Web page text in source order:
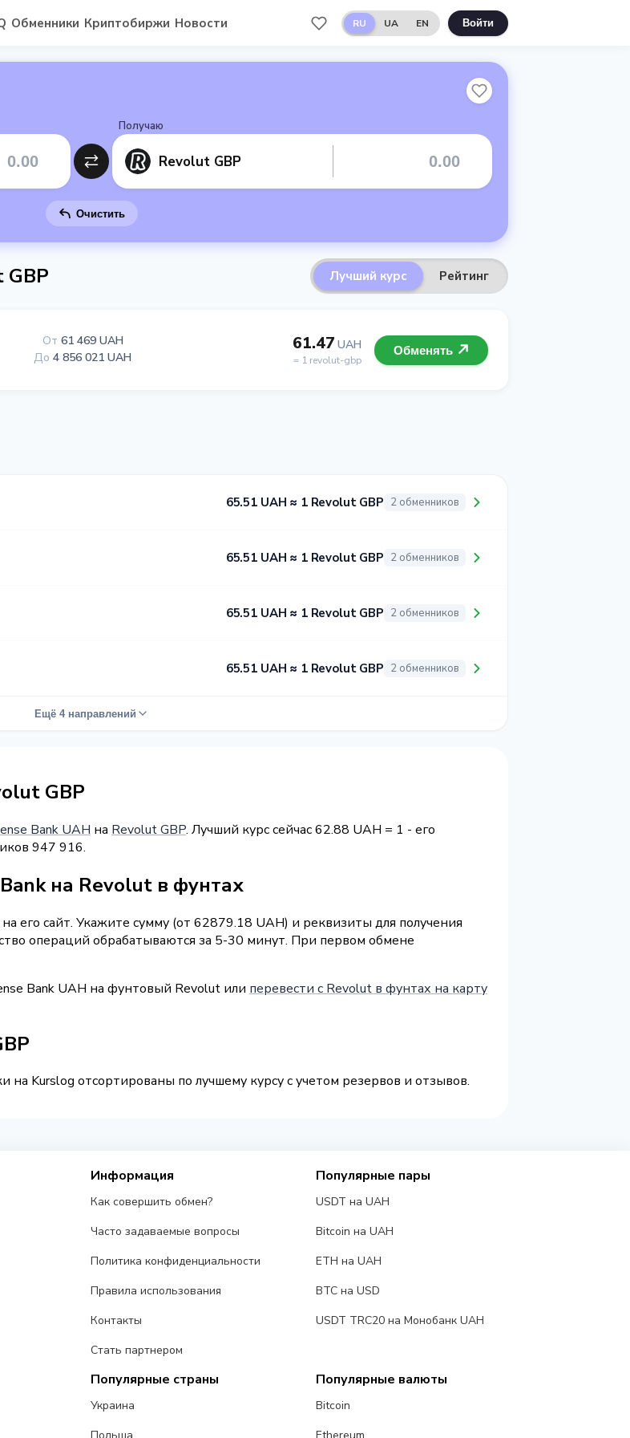
Обменники Криптобиржи Новости RU UA EN Войти
Получаю
Revolut GBP
Очистить
Лучший курс Рейтинг
61.47 UAH
= 1 revolut-gbp
От 61 469 UAH
До 4 856 021 UAH Обменять
65.51 UAH ≈ 1 Revolut GBP 2 обменников
65.51 UAH ≈ 1 Revolut GBP 2 обменников
65.51 UAH ≈ 1 Revolut GBP 2 обменников
65.51 UAH ≈ 1 Revolut GBP 2 обменников
Ещё 4 направлений
GBP
Bank UAH на Revolut GBP. Лучший курс сейчас 62.88 UAH = 1 - его
947 916.
на Revolut в фунтах
его сайт. Укажите сумму (от 62879.18 UAH) и реквизиты для получения
операций обрабатываются за 5-30 минут. При первом обмене
Bank UAH на фунтовый Revolut или перевести с Revolut в фунтах на карту
на Kurslog отсортированы по лучшему курсу с учетом резервов и отзывов.
Информация
Как совершить обмен?
Часто задаваемые вопросы
Политика конфиденциальности
Правила использования
Контакты
Стать партнером
Популярные пары
USDT на UAH
Bitcoin на UAH
ETH на UAH
BTC на USD
USDT TRC20 на Монобанк UAH
Популярные страны
Украина
Популярные валюты
Bitcoin